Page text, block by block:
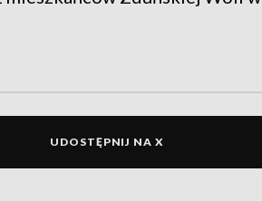
UDOSTĘPNIJ NA X